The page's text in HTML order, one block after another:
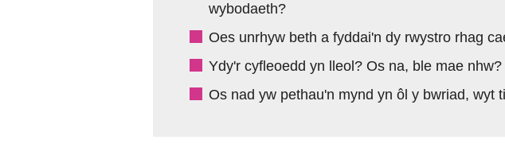
wybodaeth?
Oes unrhyw beth a fyddai'n dy rwystro rhag
Ydy'r cyfleoedd yn lleol? Os na, ble mae
Os nad yw pethau'n mynd yn ôl y bwriad, wyt